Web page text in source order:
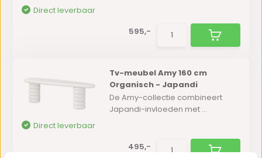
Direct leverbaar
595,-
Tv-meubel Amy 160 cm
Organisch - Japandi
De Amy-collectie combineert
Japandi-invloeden met ...
Direct leverbaar
495,-